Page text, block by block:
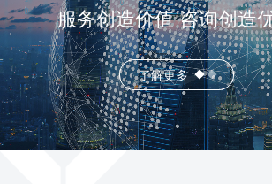
服务创造价值 咨询创造
了解更多